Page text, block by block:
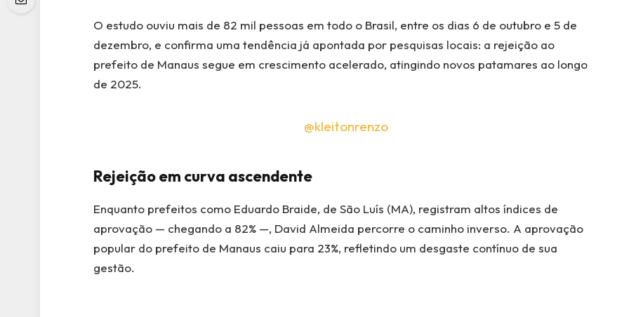
O estudo ouviu mais de 82 mil pessoas em todo o Brasil, entre os dias 6 de outubro e 5 de
dezembro, e confirma uma tendência já apontada por pesquisas locais: a rejeição ao
prefeito de Manaus segue em crescimento acelerado, atingindo novos patamares ao longo
de 2025.
@kleitonrenzo
Rejeição em curva ascendente
Enquanto prefeitos como Eduardo Braide, de São Luís (MA), registram altos índices de
aprovação — chegando a 82% —, David Almeida percorre o caminho inverso. A aprovação
popular do prefeito de Manaus caiu para 23%, refletindo um desgaste contínuo de sua
gestão.